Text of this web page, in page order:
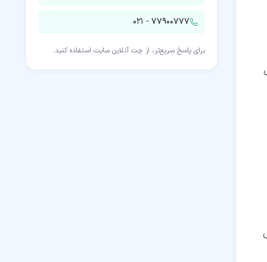
۰۲۱ - ۷۷۹۰۰۷۷۷
برای پاسخ سریع‌تر، از چت آنلاین سایت استفاده کنید.